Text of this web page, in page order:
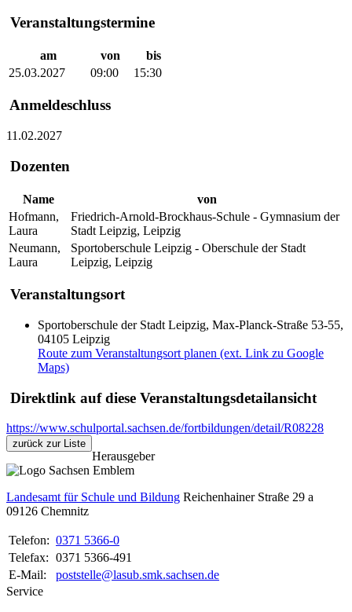
Veranstaltungstermine
am von
bis
25.03.2027
09:00 15:30
Anmeldeschluss
11.02.2027
Dozenten
Name
von
Hofmann,
Laura
Friedrich-Arnold-Brockhaus-Schule - Gymnasium der
Stadt Leipzig, Leipzig
Neumann,
Laura
Sportoberschule Leipzig - Oberschule der Stadt
Leipzig, Leipzig
Veranstaltungsort
Sportoberschule der Stadt Leipzig, Max-Planck-Straße 53-55,
04105 Leipzig
Route zum Veranstaltungsort planen (ext. Link zu Google
Maps)
Direktlink auf diese Veranstaltungsdetailansicht
https://www.schulportal.sachsen.de/fortbildungen/detail/R08228
zurück zur Liste
Herausgeber
Landesamt für Schule und Bildung Reichenhainer Straße 29 a
09126 Chemnitz
Telefon: 0371 5366-0
Telefax: 0371 5366-491
E-Mail:
poststelle@lasub.smk.sachsen.de
Service